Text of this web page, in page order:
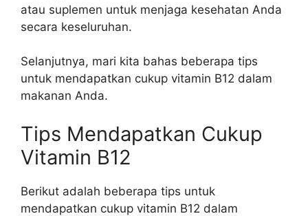
atau suplemen untuk menjaga kesehatan Anda
secara keseluruhan.
Selanjutnya, mari kita bahas beberapa tips
untuk mendapatkan cukup vitamin B12 dalam
makanan Anda.
Tips Mendapatkan Cukup
Vitamin B12
Berikut adalah beberapa tips untuk
mendapatkan cukup vitamin B12 dalam